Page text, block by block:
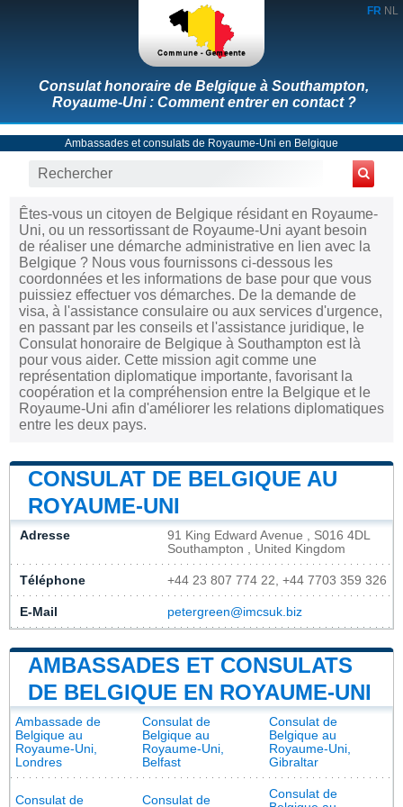
FR NL
Consulat honoraire de Belgique à Southampton,
Royaume-Uni : Comment entrer en contact ?
Ambassades et consulats de Royaume-Uni en Belgique
Êtes-vous un citoyen de Belgique résidant en Royaume-
Uni, ou un ressortissant de Royaume-Uni ayant besoin
de réaliser une démarche administrative en lien avec la
Belgique ? Nous vous fournissons ci-dessous les
coordonnées et les informations de base pour que vous
puissiez effectuer vos démarches. De la demande de
visa, à l'assistance consulaire ou aux services d'urgence,
en passant par les conseils et l'assistance juridique, le
Consulat honoraire de Belgique à Southampton est là
pour vous aider. Cette mission agit comme une
représentation diplomatique importante, favorisant la
coopération et la compréhension entre la Belgique et le
Royaume-Uni afin d'améliorer les relations diplomatiques
entre les deux pays.
CONSULAT DE BELGIQUE AU
ROYAUME-UNI
Adresse
91 King Edward Avenue , S016 4DL
Southampton , United Kingdom
Téléphone +44 23 807 774 22, +44 7703 359 326
E-Mail petergreen@imcsuk.biz
AMBASSADES ET CONSULATS
DE BELGIQUE EN ROYAUME-UNI
Ambassade de
Belgique au
Royaume-Uni,
Londres
Consulat de
Belgique au
Royaume-Uni,
Belfast
Consulat de
Belgique au
Royaume-Uni,
Gibraltar
Consulat de
Consulat de
Consulat de